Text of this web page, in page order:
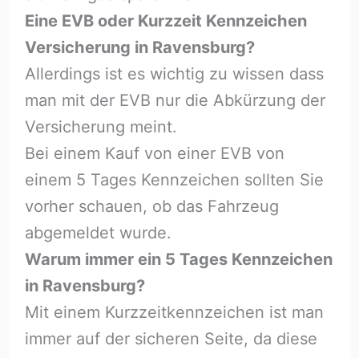
Eine EVB oder Kurzzeit Kennzeichen
Versicherung in Ravensburg?
Allerdings ist es wichtig zu wissen dass
man mit der EVB nur die Abkürzung der
Versicherung meint.
Bei einem Kauf von einer EVB von
einem 5 Tages Kennzeichen sollten Sie
vorher schauen, ob das Fahrzeug
abgemeldet wurde.
Warum immer ein 5 Tages Kennzeichen
in Ravensburg?
Mit einem Kurzzeitkennzeichen ist man
immer auf der sicheren Seite, da diese